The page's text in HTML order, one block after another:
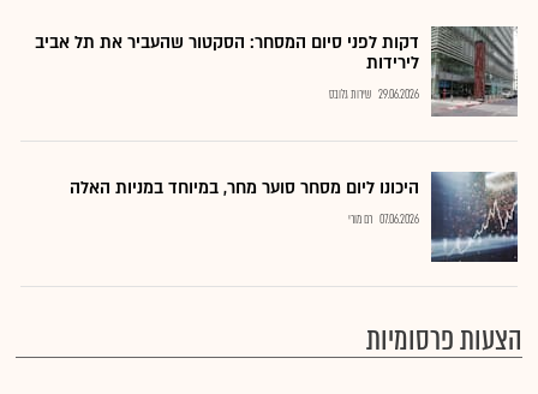
דקות לפני סיום המסחר: הסקטור שהעביר את תל אביב
לירידות
29.06.2026 שירות גלובס
היכונו ליום מסחר סוער מחר, במיוחד במניות האלה
07.06.2026 רם מורי
הצעות פרסומיות